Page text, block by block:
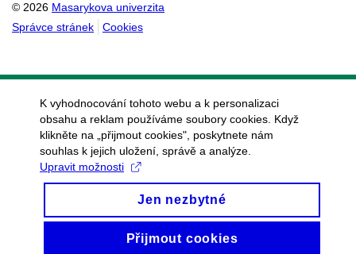
© 2026 Masarykova univerzita
Správce stránek
Cookies
K vyhodnocování tohoto webu a k personalizaci
obsahu a reklam používáme soubory cookies. Když
klikněte na „přijmout cookies", poskytnete nám
souhlas k jejich uložení, správě a analýze.
Upravit možnosti
Jen nezbytné
Přijmout cookies